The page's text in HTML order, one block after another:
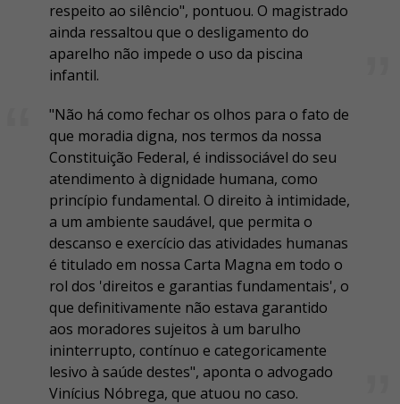
respeito ao silêncio", pontuou. O magistrado
ainda ressaltou que o desligamento do
aparelho não impede o uso da piscina
infantil.
"Não há como fechar os olhos para o fato de
que moradia digna, nos termos da nossa
Constituição Federal, é indissociável do seu
atendimento à dignidade humana, como
princípio fundamental. O direito à intimidade,
a um ambiente saudável, que permita o
descanso e exercício das atividades humanas
é titulado em nossa Carta Magna em todo o
rol dos 'direitos e garantias fundamentais', o
que definitivamente não estava garantido
aos moradores sujeitos à um barulho
ininterrupto, contínuo e categoricamente
lesivo à saúde destes", aponta o advogado
Vinícius Nóbrega, que atuou no caso.